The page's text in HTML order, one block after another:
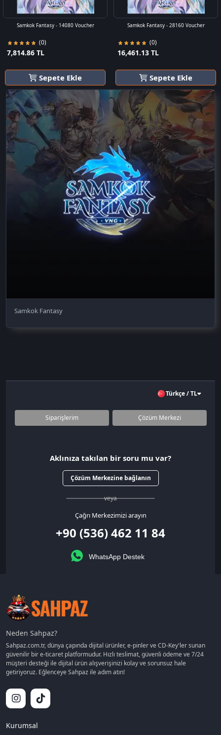
Samkok Fantasy - 14080 Voucher
(0)
7,814.86 TL
Sepete Ekle
Samkok Fantasy - 28160 Voucher
(0)
16,461.13 TL
Sepete Ekle
Samkok Fantasy
Türkçe / TL
Siparişlerim Çözüm Merkezi
Aklınıza takılan bir soru mu var?
Çözüm Merkezine bağlanın
veya
Çağrı Merkezimizi arayın
+90 (536) 462 11 84
WhatsApp Destek
Neden Sahpaz?
Sahpaz.com.tr, dünya çapında dijital ürünler, e-pinler ve CD-Key'ler sunan
güvenilir bir e-ticaret platformudur. Hızlı teslimat, güvenli ödeme ve 7/24
müşteri desteği ile dijital ürün alışverişinizi kolay ve sorunsuz hale
getiriyoruz. Eğlenceye Sahpaz ile adım atın!
Kurumsal